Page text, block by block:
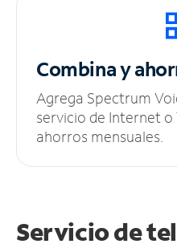
Combina y
Agrega Spectrum
servicio de Internet
ahorros mensuales.
Servicio de